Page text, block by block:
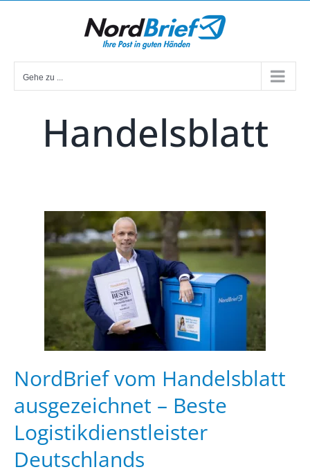
Gehe zu ...
Handelsblatt
NordBrief vom Handelsblatt
ausgezeichnet – Beste
Logistikdienstleister
Deutschlands